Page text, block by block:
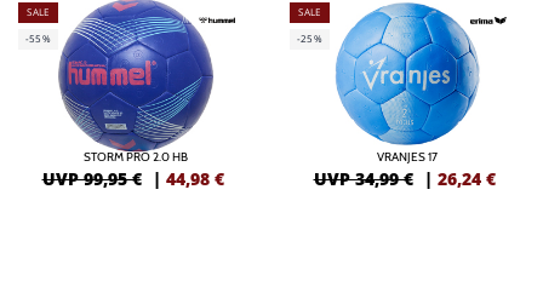
SALE
-55%
STORM PRO 2.0 HB
UVP 99,95 € | 44,98 €
SALE
-25%
VRANJES 17
UVP 34,99 € | 26,24 €